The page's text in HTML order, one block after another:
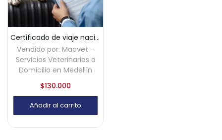
Certificado de viaje nacional para mascotas – Medellín
Vendido por: Maovet -
Servicios Veterinarios a
Domicilio en Medellín
$130.000
Añadir al carrito